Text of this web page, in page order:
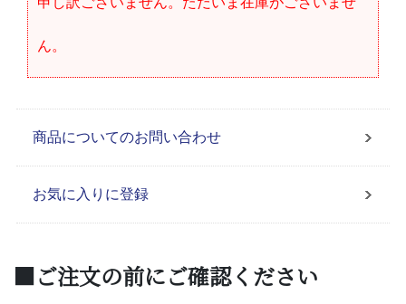
ん。
商品についてのお問い合わせ
お気に入りに登録
■ご注文の前にご確認ください